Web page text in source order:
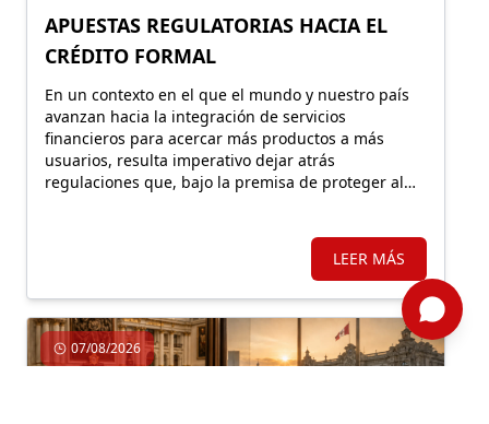
APUESTAS REGULATORIAS HACIA EL
CRÉDITO FORMAL
En un contexto en el que el mundo y nuestro país
avanzan hacia la integración de servicios
financieros para acercar más productos a más
usuarios, resulta imperativo dejar atrás
regulaciones que, bajo la premisa de proteger al
LEER MÁS
07/08/2026